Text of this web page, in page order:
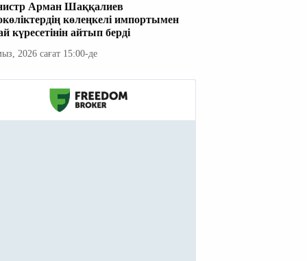
Арман Шаққалиев
көлеңкелі импортымен
күресетінін айтып берді
2026 сағат 15:00-де